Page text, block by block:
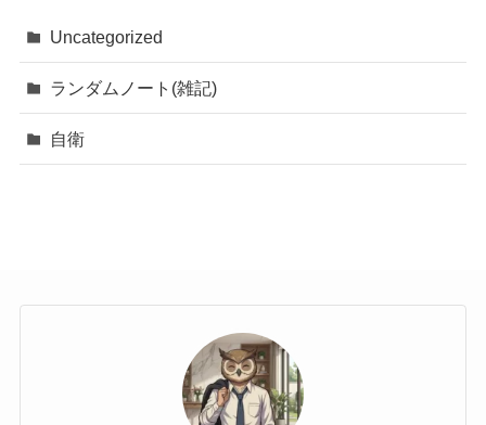
Uncategorized
ランダムノート(雑記)
自衛